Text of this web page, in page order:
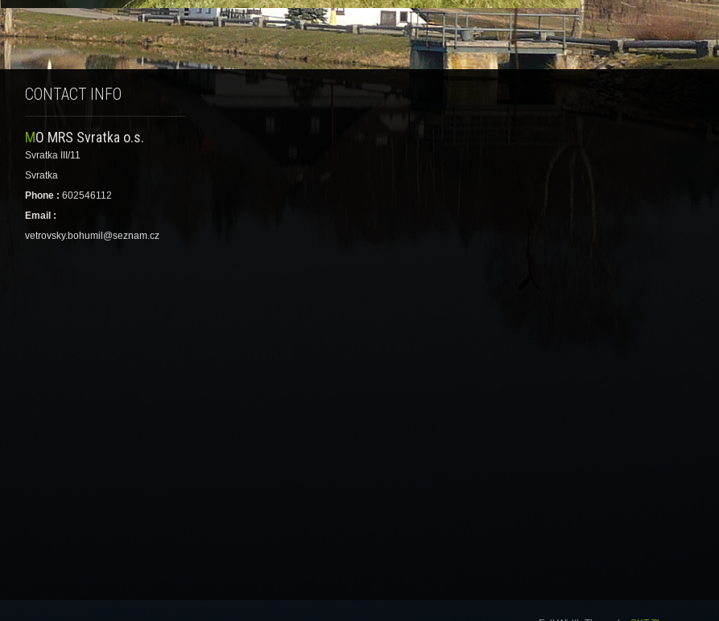
CONTACT INFO
MO MRS Svratka o.s.
Svratka III/11
Svratka
Phone : 602546112
Email :
vetrovsky.bohumil@seznam.cz